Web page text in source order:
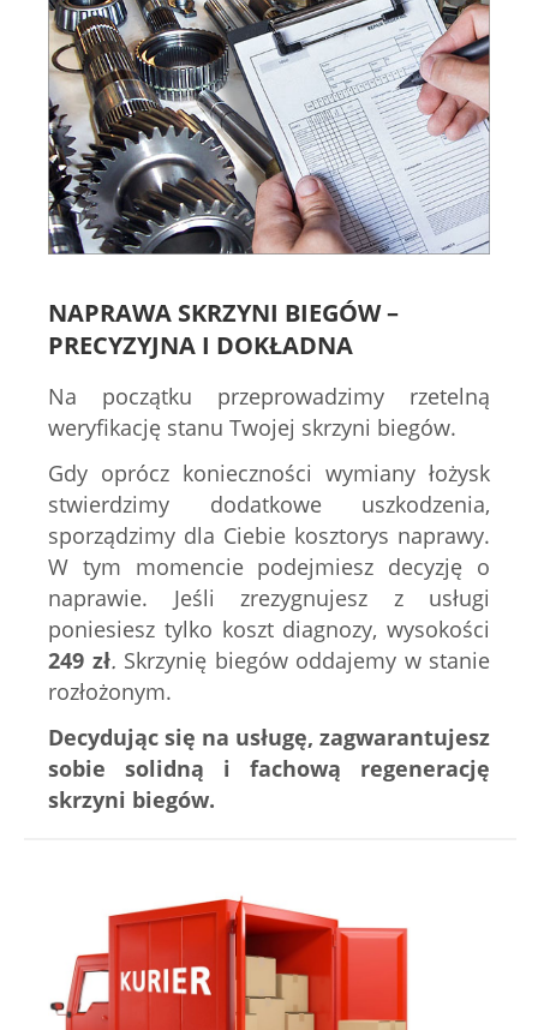
NAPRAWA SKRZYNI BIEGÓW –
PRECYZYJNA I DOKŁADNA
Na początku przeprowadzimy rzetelną
weryfikację stanu Twojej skrzyni biegów.
Gdy oprócz konieczności wymiany łożysk
stwierdzimy dodatkowe uszkodzenia,
sporządzimy dla Ciebie kosztorys naprawy.
W tym momencie podejmiesz decyzję o
naprawie. Jeśli zrezygnujesz z usługi
poniesiesz tylko koszt diagnozy, wysokości
249 zł. Skrzynię biegów oddajemy w stanie
rozłożonym.
Decydując się na usługę, zagwarantujesz
sobie solidną i fachową regenerację
skrzyni biegów.